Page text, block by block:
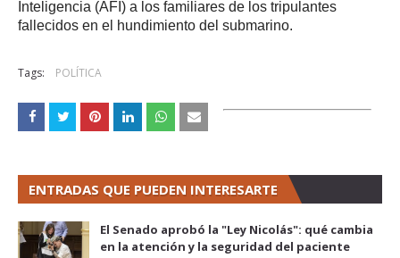
Inteligencia (AFI) a los familiares de los tripulantes
fallecidos en el hundimiento del submarino.
Tags: POLÍTICA
ENTRADAS QUE PUEDEN INTERESARTE
El Senado aprobó la "Ley Nicolás": qué cambia
en la atención y la seguridad del paciente